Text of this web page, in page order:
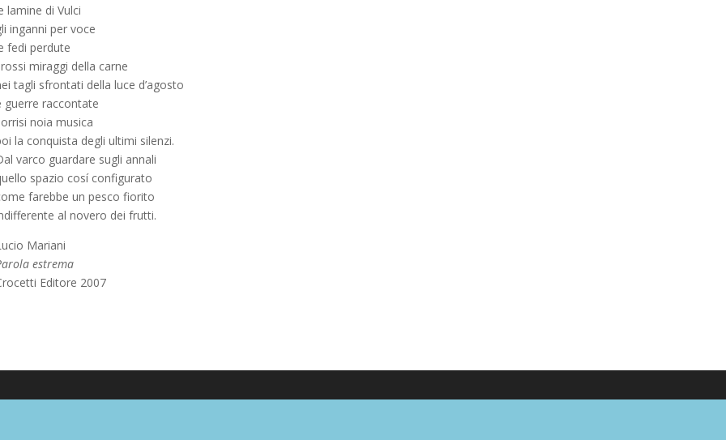
lamine di Vulci
inganni per voce
fedi perdute
miraggi della carne
tagli sfrontati della luce d’agosto
guerre raccontate
noia musica
la conquista degli ultimi silenzi.
varco guardare sugli annali
spazio cosí configurato
farebbe un pesco fiorito
al novero dei frutti.
Mariani
estrema
Editore 2007